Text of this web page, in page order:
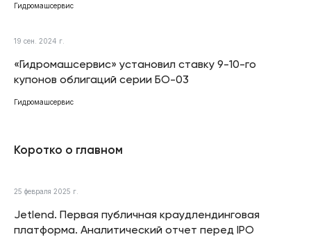
Гидромашсервис
19 сен. 2024 г.
«Гидромашсервис» установил ставку 9-10-го
купонов облигаций серии БО-03
Гидромашсервис
Коротко о главном
25 февраля 2025 г.
Jetlend. Первая публичная краудлендинговая
платформа. Аналитический отчет перед IPO